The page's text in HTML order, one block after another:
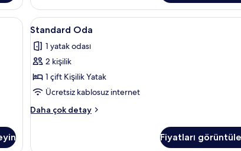
fazla
detay
odada kasa, ses yalıtımı, ütü/ütü masası
Standard
Oda
için
tüm
fotoğrafları
görün
Kaliteli yatak takımı, odada
1
Standard Oda
1 yatak odası
2 kişilik
1 çift Kişilik Yatak
Ücretsiz kablosuz internet
Daha çok detay
Standard
Fiyatları